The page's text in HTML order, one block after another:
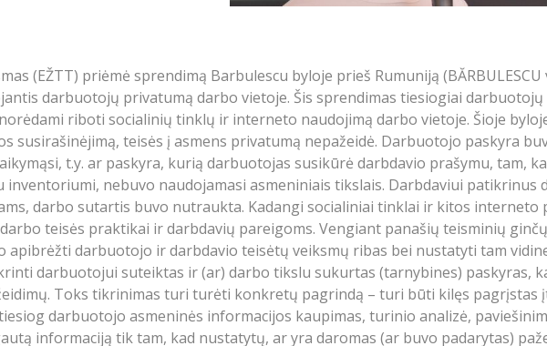
(EŽTT) priėmė sprendimą Barbulescu byloje prieš Rumuniją
darbuotojų privatumą darbo vietoje. Šis sprendimas tiesiogiai
riboti socialinių tinklų ir interneto naudojimą darbo vietoje. Šioje
susirašinėjimą, teisės į asmens privatumą nepažeidė. Darbuotojo paskyra
t.y. ar paskyra, kurią darbuotojas susikūrė darbdavio prašymu, tam,
nebuvo naudojamasi asmeniniais tikslais. Darbdaviui
darbo sutartis buvo nutraukta. Kadangi socialiniai tinklai ir kitos interneto
teisės praktikai ir darbdavių pareigoms. Vengiant panašių teisminių
darbuotojo ir darbdavio teisėtų veiksmų ribas bei nustatyti tam
darbuotojui suteiktas ir (ar) darbo tikslu sukurtas (tarnybines) paskyras,
Toks tikrinimas turi turėti konkretų pagrindą – turi būti kilęs pagrįstas
darbuotojo asmeninės informacijos kaupimas, turinio analizė,
informaciją tik tam, kad nustatytų, ar yra daromas (ar buvo padarytas)